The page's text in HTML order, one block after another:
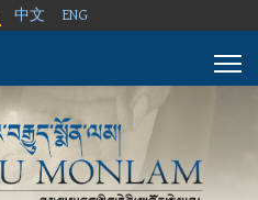
中文 ENG